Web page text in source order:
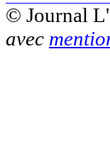
© Journal
avec